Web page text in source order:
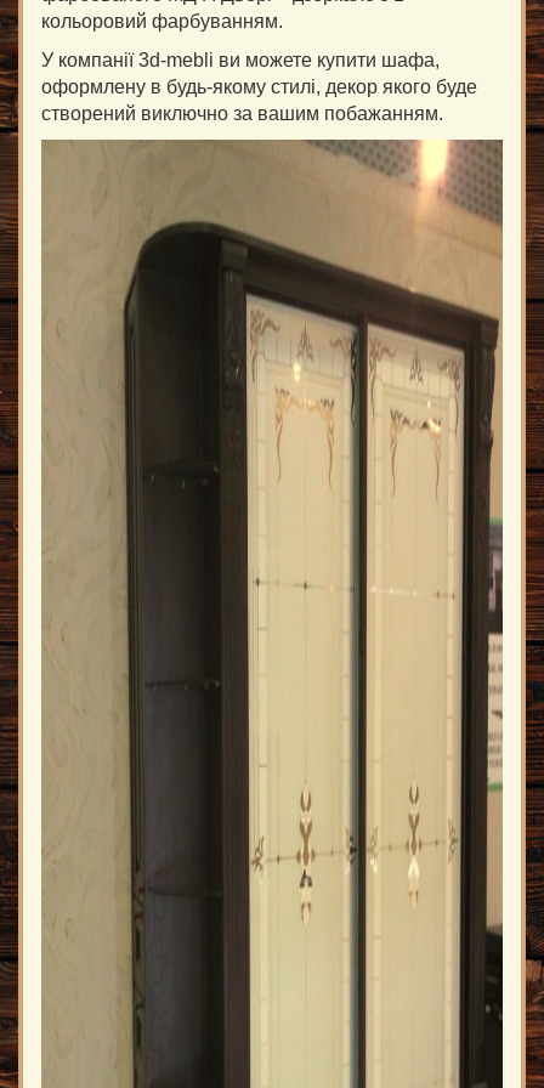
кольоровий фарбуванням.
У компанії 3d-mebli ви можете купити шафа,
оформлену в будь-якому стилі, декор якого буде
створений виключно за вашим побажанням.